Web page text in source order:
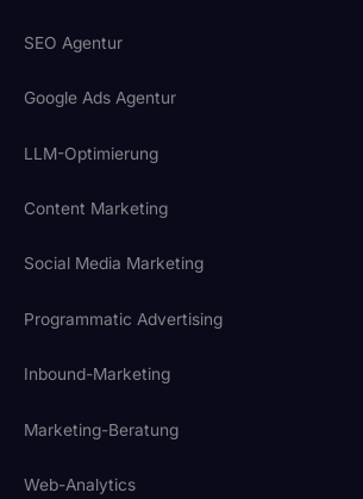
SEO Agentur
Google Ads Agentur
LLM-Optimierung
Content Marketing
Social Media Marketing
Programmatic Advertising
Inbound-Marketing
Marketing-Beratung
Web-Analytics